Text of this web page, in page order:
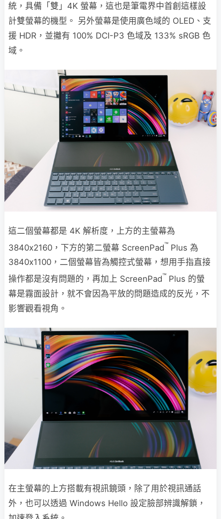
統，具備「雙」4K 螢幕，這也是筆電界中首創這樣設
計雙螢幕的機型。 另外螢幕是使用廣色域的 OLED、支
援 HDR，並攡有 100% DCI-P3 色域及 133% sRGB 色
域。
這二個螢幕都是 4K 解析度，上方的主螢幕為
3840x2160，下方的第二螢幕 ScreenPad™ Plus 為
3840x1100，二個螢幕皆為觸控式螢幕，想用手指直接
操作都是沒有問題的，再加上 ScreenPad™ Plus 的螢
幕是霧面設計，就不會因為平放的問題造成的反光，不
影響觀看視角。
在主螢幕的上方搭載有視訊鏡頭，除了用於視訊通話
外，也可以透過 Windows Hello 設定臉部辨識解鎖，